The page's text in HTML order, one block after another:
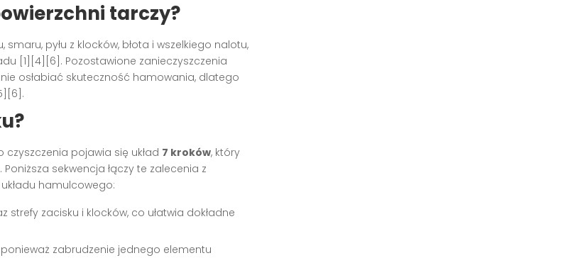
tarczy?
pyłu z klocków, błota i wszelkiego nalotu,
[1][4][6]. Pozostawione zanieczyszczenia
osłabiać skuteczność hamowania, dlatego
pojawia się układ 7 kroków, który
sekwencja łączy te zalecenia z
hamulcowego:
zacisku i klocków, co ułatwia dokładne
zabrudzenie jednego elementu